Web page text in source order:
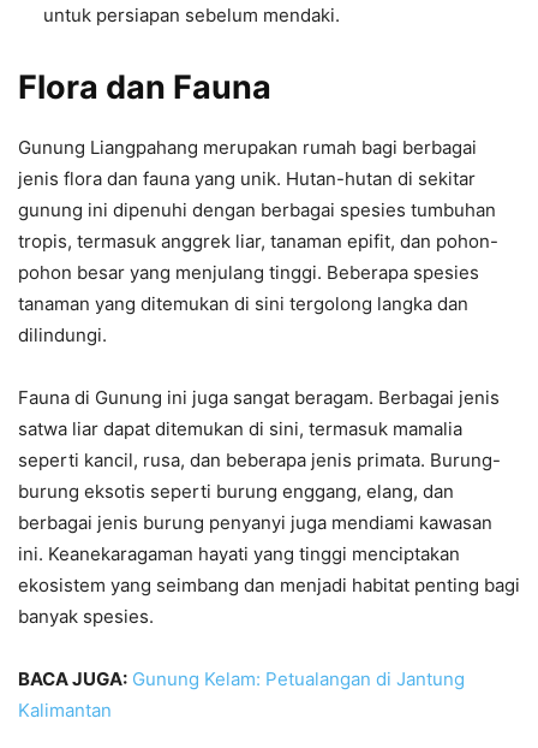
untuk persiapan sebelum mendaki.
Flora dan Fauna
Gunung Liangpahang merupakan rumah bagi berbagai
jenis flora dan fauna yang unik. Hutan-hutan di sekitar
gunung ini dipenuhi dengan berbagai spesies tumbuhan
tropis, termasuk anggrek liar, tanaman epifit, dan pohon-
pohon besar yang menjulang tinggi. Beberapa spesies
tanaman yang ditemukan di sini tergolong langka dan
dilindungi.
Fauna di Gunung ini juga sangat beragam. Berbagai jenis
satwa liar dapat ditemukan di sini, termasuk mamalia
seperti kancil, rusa, dan beberapa jenis primata. Burung-
burung eksotis seperti burung enggang, elang, dan
berbagai jenis burung penyanyi juga mendiami kawasan
ini. Keanekaragaman hayati yang tinggi menciptakan
ekosistem yang seimbang dan menjadi habitat penting bagi
banyak spesies.
BACA JUGA: Gunung Kelam: Petualangan di Jantung
Kalimantan